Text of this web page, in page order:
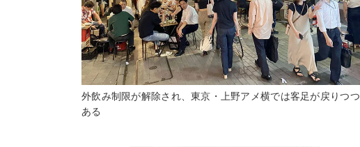
外飲み制限が解除され、東京・上野アメ横では客足が戻りつつ
ある